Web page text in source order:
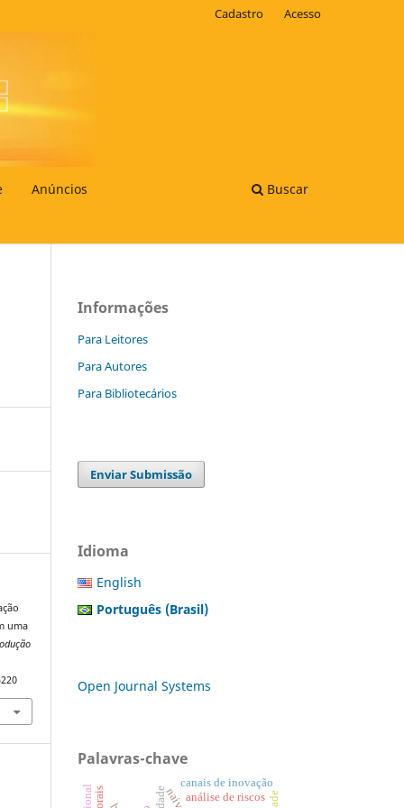
Anúncios Buscar
Cadastro Acesso
uma
Informações
Para Leitores
Para Autores
Para Bibliotecários
Enviar Submissão
Idioma
English
Português (Brasil)
Open Journal Systems
Palavras-chave
análise de riscos
canais de inovação